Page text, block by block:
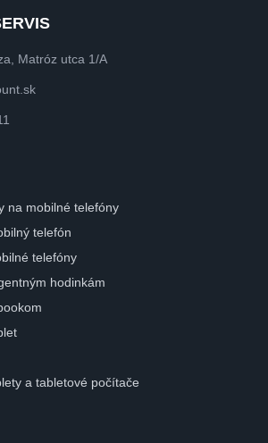
Matróz utca 1/A
na mobilné telefóny
telefón
telefóny
hodinkám
a tabletové počítače